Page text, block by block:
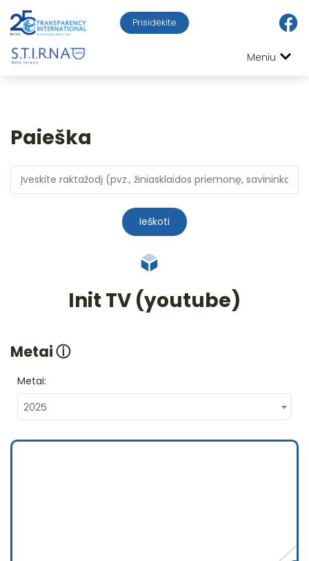
Prisidėkite
Meniu
Paieška
Ieškoti
Init TV (youtube)
Metaiⓘ
Metai:
2025